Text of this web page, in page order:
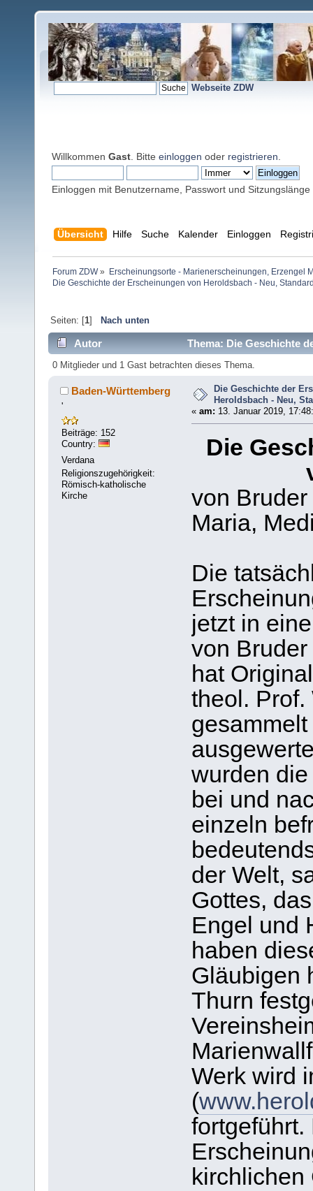
Webseite ZDW
Willkommen Gast . Bitte einloggen oder registrieren
Einloggen mit Benutzername, Passwort und Sitzungslänge
Übersicht Hilfe Suche Kalender Einloggen
Forum ZDW»
Erscheinungsorte - Marienerscheinungen, Erzengel
Die Geschichte der Erscheinungen von Heroldsbach - Neu,
Seiten: [1] Nach unten
Autor
Thema: Die Geschichte
(Gelesen 6912 mal)
0 Mitglieder und 1 Gast betrachten dieses Thema.
Baden-Württemberg
'
Beiträge: 152
Country:
Verdana
Religionszugehörigkeit:
Römisch-katholische
Kirche
Die Geschichte der
Heroldsbach - Neu,
« am: 13. Januar 2019,
Die
von
Maria,
Die
jetzt in
von
hat
theol. Prof.
wurden
bei und
einzeln
der Welt,
Gottes,
Engel und
haben
Gläubigen
Thurn
Werk wird
(
fortgeführt.
kirchlichen